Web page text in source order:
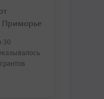
Приморье
30